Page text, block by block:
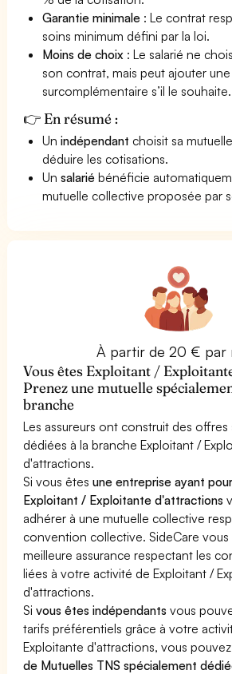
Garantie minimale : Le contrat
soins minimum défini par la loi.
Moins de choix : Le salarié ne
son contrat, mais peut ajouter une
surcomplémentaire s’il le souhaite.
👉 En résumé :
Unindépendant choisit sa
déduire les cotisations.
Unsalarié bénéficie
mutuelle collective proposée par
À partir de 20 € par
Vous êtes Exploitant /
Prenez une mutuelle
branche
Les assureurs ont construit des
dédiées à la branche Exploitant /
d'attractions.
Si vous êtesune entreprise ayant
Exploitant / Exploitante d'attractions
adhérer à une mutuelle collective
convention collective. SideCare vous
meilleure assurance respectant les
liées à votre activité de Exploitant /
d'attractions.
Sivous êtes indépendants vous
tarifs préférentiels grâce à votre
Exploitante d'attractions, vous
de Mutuelles TNS spécialement